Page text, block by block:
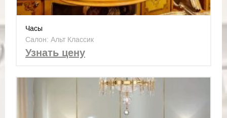
Часы
Салон: Альт Классик
Узнать цену